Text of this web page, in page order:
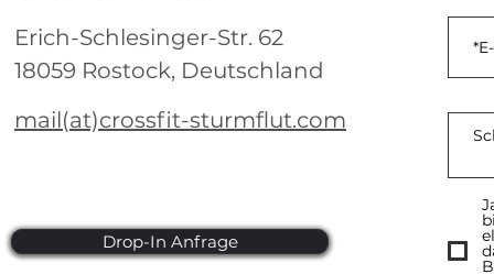
Erich-Schlesinger-Str. 62
18059 Rostock, Deutschland
mail(at)crossfit-sturmflut.com
Drop-In Anfrage